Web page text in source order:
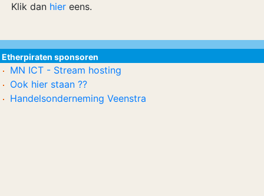
Klik dan hier eens.
Etherpiraten sponsoren
MN ICT - Stream hosting
Ook hier staan ??
Handelsonderneming Veenstra